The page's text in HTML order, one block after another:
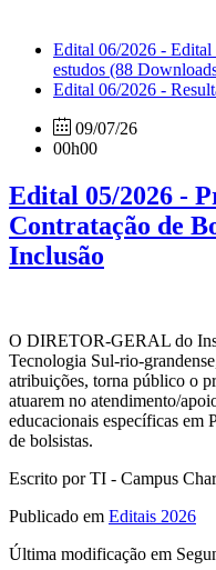
Edital 06/2026 - Edital
estudos (88
Edital 06/2026 -
09/07/26
00h00
Edital 05/2026 -
Contratação de
Inclusão
O DIRETOR-GERAL do
Tecnologia Sul-rio-
atribuições, torna público o
atuarem no atendimento/
educacionais específicas em
de bolsistas.
Escrito por TI - Campus
Publicado em Editais 2026
Última modificação em